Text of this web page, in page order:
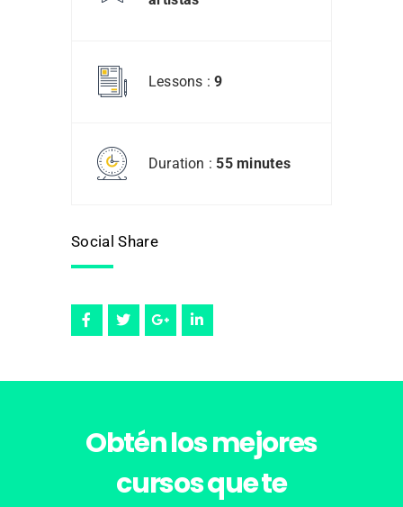
Lessons : 9
Duration : 55 minutes
Social Share
Obtén losmejores
cursosque te